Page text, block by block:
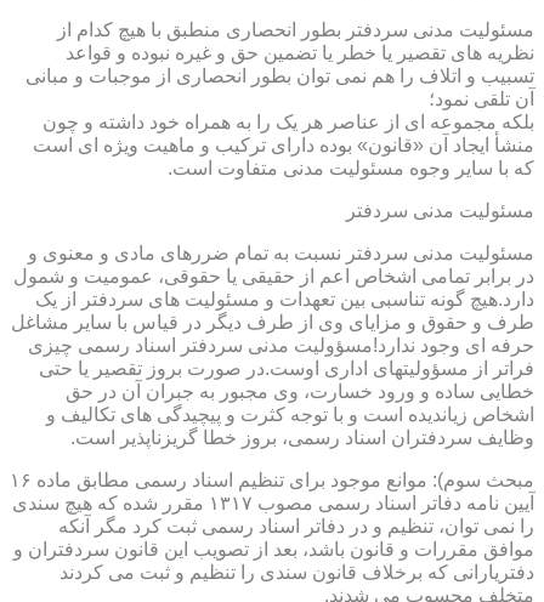
مسئولیت مدنی سردفتر بطور انحصاری منطبق با هیچ کدام از
نظریه های تقصیر یا خطر یا تضمین حق و غیره نبوده و قواعد
تسبیب و اتلاف را هم نمی توان بطور انحصاری از موجبات و مبانی
آن تلقی نمود؛
بلکه مجموعه ای از عناصر هر یک را به همراه خود داشته و چون
منشأ ایجاد آن «قانون» بوده دارای ترکیب و ماهیت ویژه ای است
که با سایر وجوه مسئولیت مدنی متفاوت است.
مسئولیت مدنی سردفتر
مسئولیت مدنی سردفتر نسبت به تمام ضررهای مادی و معنوی و
در برابر تمامی اشخاص اعم از حقیقی یا حقوقی، عمومیت و شمول
دارد.هیچ گونه تناسبی بین تعهدات و مسئولیت های سردفتر از یک
طرف و حقوق و مزایای وی از طرف دیگر در قیاس با سایر مشاغل
حرفه ای وجود ندارد!مسؤولیت مدنی سردفتر اسناد رسمی چیزی
فراتر از مسؤولیتهای اداری اوست.در صورت بروز تقصیر یا حتی
خطایی ساده و ورود خسارت، وی مجبور به جبران آن در حق
اشخاص زیاندیده است و با توجه کثرت و پیچیدگی های تکالیف و
وظایف سردفتران اسناد رسمی، بروز خطا گریزناپذیر است.
مبحث سوم): موانع موجود برای تنظیم اسناد رسمی مطابق ماده ۱۶
آیین نامه دفاتر اسناد رسمی مصوب ۱۳۱۷ مقرر شده که هیچ سندی
را نمی توان، تنظیم و در دفاتر اسناد رسمی ثبت کرد مگر آنکه
موافق مقررات و قانون باشد، بعد از تصویب این قانون سردفتران و
دفتریارانی که برخلاف قانون سندی را تنظیم و ثبت می کردند
متخلف محسوب می شدند.